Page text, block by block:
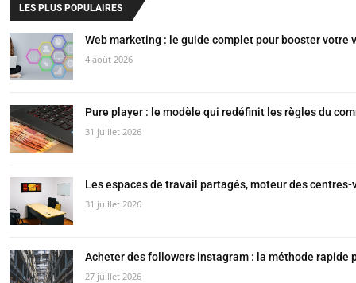
LES PLUS POPULAIRES
Web marketing : le guide complet pour booster votre
4 août 2026
Pure player : le modèle qui redéfinit les règles du
31 juillet 2026
Les espaces de travail partagés, moteur des
31 juillet 2026
Acheter des followers instagram : la méthode rapide
27 juillet 2026